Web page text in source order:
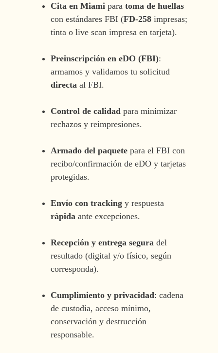
Cita en Miami para toma de huellas
con estándares FBI (FD-258impresas;
tinta o live scan impresa en tarjeta).
Preinscripción en eDO (FBI):
armamos y validamos tu solicitud
directa al FBI.
Control de calidad para minimizar
rechazos y reimpresiones.
Armado del paquetepara el FBI con
recibo/confirmación de eDO y tarjetas
protegidas.
Envío con tracking y respuesta
rápida ante excepciones.
Recepción y entrega segura del
resultado (digital y/o físico, según
corresponda).
Cumplimiento y privacidad: cadena
de custodia, acceso mínimo,
conservación y destrucción
responsable.